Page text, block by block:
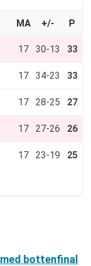
MA +/- P
17 30-13 33
17 34-23 33
17 28-25 27
17 27-26 26
17 23-19 25
bottenfinal